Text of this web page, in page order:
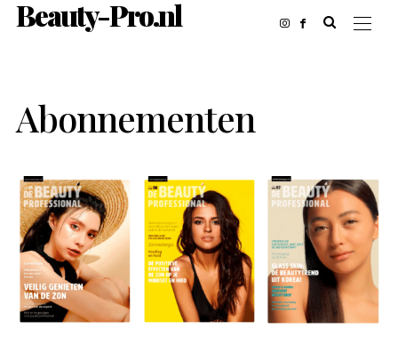
Beauty-Pro.nl
Abonnementen